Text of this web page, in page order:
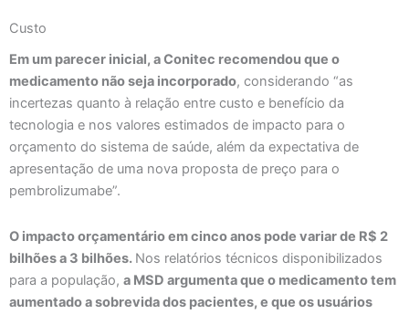
Custo
Em um parecer inicial, a Conitec recomendou que o
medicamento não seja incorporado, considerando “as
incertezas quanto à relação entre custo e benefício da
tecnologia e nos valores estimados de impacto para o
orçamento do sistema de saúde, além da expectativa de
apresentação de uma nova proposta de preço para o
pembrolizumabe”.
O impacto orçamentário em cinco anos pode variar de R$ 2
bilhões a 3 bilhões. Nos relatórios técnicos disponibilizados
para a população, a MSD argumenta que o medicamento tem
aumentado a sobrevida dos pacientes, e que os usuários